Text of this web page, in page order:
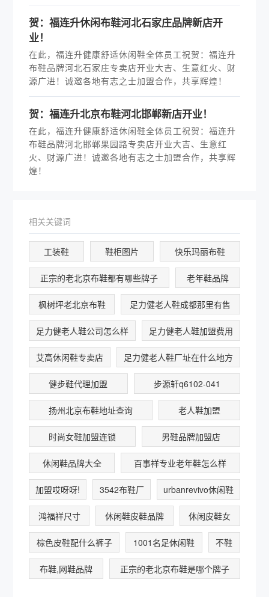
贺：福连升休闲布鞋河北石家庄品牌新店开
业！
在此，福连升健康舒适休闲鞋全体员工祝贺：福连升
布鞋品牌河北石家庄专卖店开业大吉、生意红火、财
源广进！诚邀各地有志之士加盟合作，共享辉煌！
贺：福连升北京布鞋河北邯郸新店开业！
在此，福连升健康舒适休闲鞋全体员工祝贺：福连升
布鞋品牌河北邯郸果园路专卖店开业大吉、生意红
火、财源广进！诚邀各地有志之士加盟合作，共享辉
煌！
相关关键词
工装鞋 鞋柜图片 快乐玛丽布鞋
正宗的老北京布鞋都有哪些牌子 老年鞋品牌
枫树坪老北京布鞋 足力健老人鞋成都那里有售
足力健老人鞋公司怎么样 足力健老人鞋加盟费用
艾高休闲鞋专卖店 足力健老人鞋厂址在什么地方
健步鞋代理加盟 步源轩q6102-041
扬州北京布鞋地址查询 老人鞋加盟
时尚女鞋加盟连锁 男鞋品牌加盟店
休闲鞋品牌大全 百事祥专业老年鞋怎么样
加盟哎呀呀! 3542布鞋厂 urbanrevivo休闲鞋
鸿福祥尺寸 休闲鞋皮鞋品牌 休闲皮鞋女
棕色皮鞋配什么裤子 1001名足休闲鞋 不鞋
布鞋,网鞋品牌 正宗的老北京布鞋是哪个牌子